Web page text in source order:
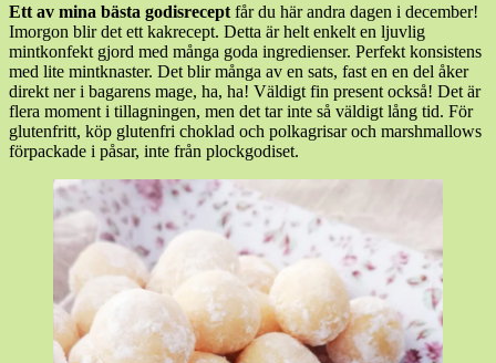
december,
202122
december,
2023
Ett av mina bästa godisrecept får du här andra dagen i december!
Imorgon blir det ett kakrecept. Detta är helt enkelt en ljuvlig
mintkonfekt gjord med många goda ingredienser. Perfekt konsistens
med lite mintknaster. Det blir många av en sats, fast en en del åker
direkt ner i bagarens mage, ha, ha! Väldigt fin present också! Det är
flera moment i tillagningen, men det tar inte så väldigt lång tid. För
glutenfritt, köp glutenfri choklad och polkagrisar och marshmallows
förpackade i påsar, inte från plockgodiset.